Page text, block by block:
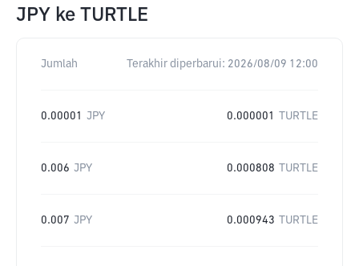
JPY ke TURTLE
Jumlah Terakhir diperbarui: 2026/08/09 12:00
0.00001 JPY 0.000001 TURTLE
0.006 JPY 0.000808 TURTLE
0.007 JPY 0.000943 TURTLE